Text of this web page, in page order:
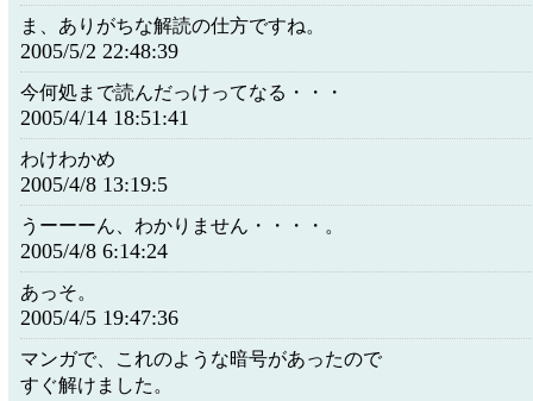
ま、ありがちな解読の仕方ですね。
2005/5/2 22:48:39
今何処まで読んだっけってなる・・・
2005/4/14 18:51:41
わけわかめ
2005/4/8 13:19:5
うーーーん、わかりません・・・・。
2005/4/8 6:14:24
あっそ。
2005/4/5 19:47:36
マンガで、これのような暗号があったので
すぐ解けました。